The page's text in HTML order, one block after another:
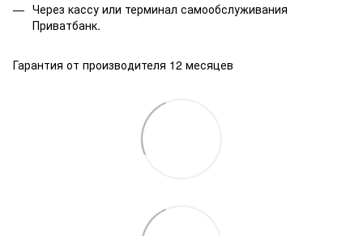
Через кассу или терминал самообслуживания
Приватбанк.
Гарантия от производителя 12 месяцев